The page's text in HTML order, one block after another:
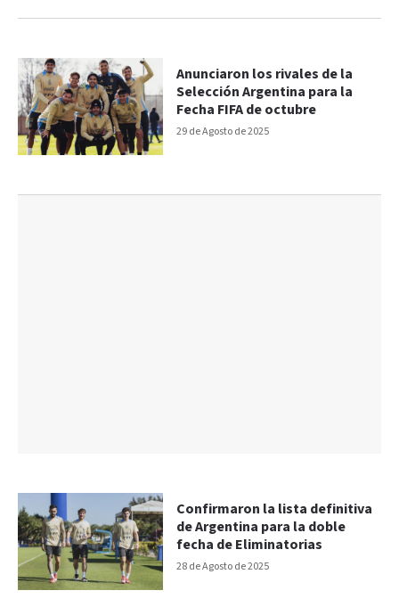
29 de Agosto de 2025
Anunciaron los rivales de la
Selección Argentina para la
Fecha FIFA de octubre
28 de Agosto de 2025
Confirmaron la lista definitiva
de Argentina para la doble
fecha de Eliminatorias